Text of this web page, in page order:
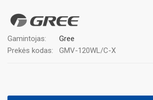
Gamintojas:
Gree
Prekės kodas:
GMV-120WL/C-X